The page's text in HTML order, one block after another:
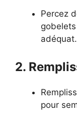
Percez
adéquat.
2.
pour